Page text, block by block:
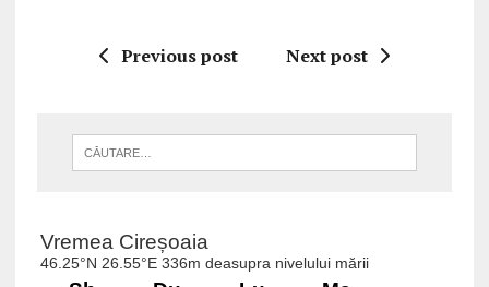
Previous post Next post